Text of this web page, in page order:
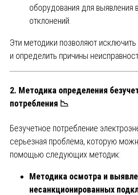
оборудования для выявления
отклонений.
Эти методики позволяют
и определить причины
2. Методика определения
потребления 📉
Безучетное потребление
серьезная проблема, которую
помощью следующих методик:
Методика осмотра и
несанкционированных